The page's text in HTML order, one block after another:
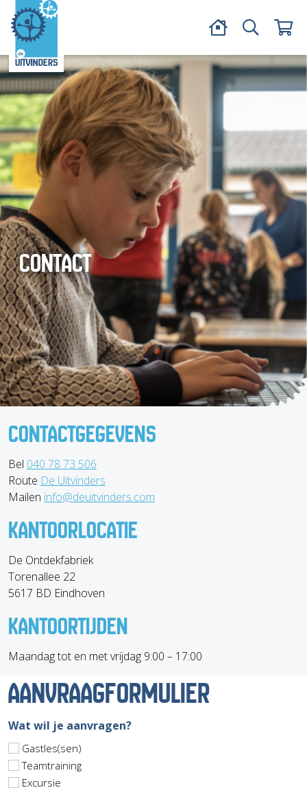
CONTACT
CONTACTGEGEVENS
Bel 040 78 73 506
Route De Uitvinders
Mailen info@deuitvinders.com
KANTOORLOCATIE
De Ontdekfabriek
Torenallee 22
5617 BD Eindhoven
KANTOORTIJDEN
Maandag tot en met vrijdag 9:00 – 17:00
AANVRAAGFORMULIER
Wat wil je aanvragen?
Gastles(sen)
Teamtraining
Excursie